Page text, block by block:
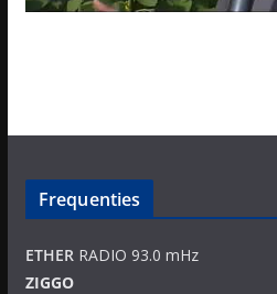
Frequenties
ETHERRADIO 93.0 mHz
ZIGGO